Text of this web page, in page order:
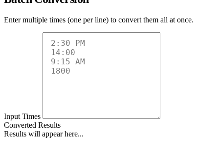
Enter multiple times (one per line) to convert them all at once.
Input Times
Converted Results
Results will appear here...